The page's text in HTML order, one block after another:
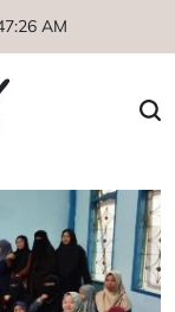
:26 AM